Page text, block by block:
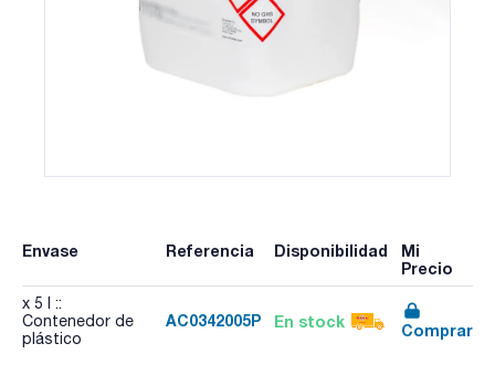
Envase Referencia Disponibilidad
Mi
Precio
x 5 l ::
Contenedor de
plástico
AC0342005P En stock Comprar